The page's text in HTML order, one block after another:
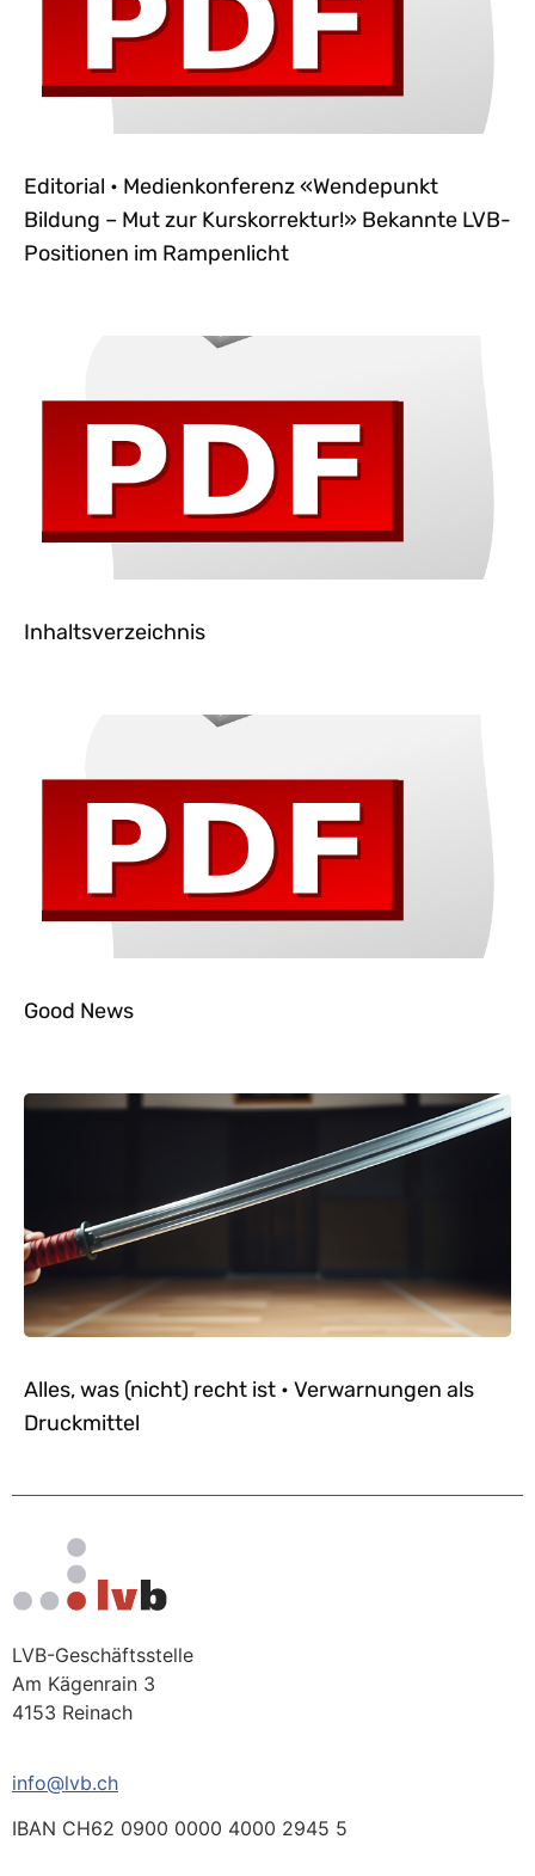
Editorial • Medienkonferenz «Wendepunkt
Bildung – Mut zur Kurskorrektur!» Bekannte LVB-
Positionen im Rampenlicht
Inhaltsverzeichnis
Good News
Alles, was (nicht) recht ist • Verwarnungen als
Druckmittel
LVB-Geschäftsstelle
Am Kägenrain 3
4153 Reinach
info@lvb.ch
IBAN CH62 0900 0000 4000 2945 5